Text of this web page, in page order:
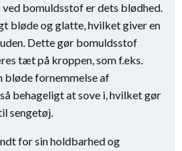
ved bomuldsstof er dets blødhed.
bløde og glatte, hvilket giver en
Dette gør bomuldsstof
tæt på kroppen, som f.eks.
bløde fornemmelse af
behageligt at sove i, hvilket gør
sengetøj.
for sin holdbarhed og